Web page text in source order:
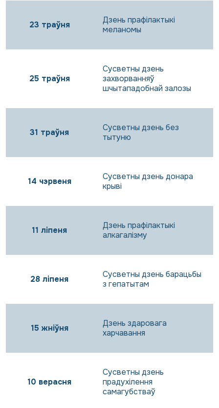
23 траўня
Дзень прафілактыкі
меланомы
25 траўня
Сусветны дзень
захворванняў
шчытападобнай залозы
31 траўня
Сусветны дзень без
тытуню
14 чэрвеня
Сусветны дзень донара
крыві
11 ліпеня
Дзень прафілактыкі
алкагалізму
28 ліпеня
Сусветны дзень барацьбы
з гепатытам
15 жніўня
Дзень здаровага
харчавання
10 верасня
Сусветны дзень
прадухілення
самагубстваў